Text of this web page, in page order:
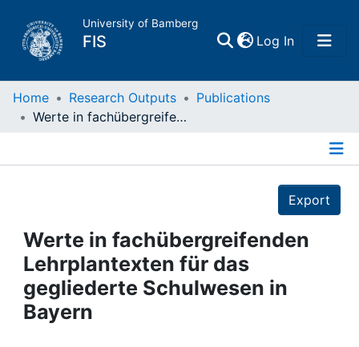
University of Bamberg
FIS Log In(current)
Home
Projects
People
Institutions
Home Research Outputs
Publications
Werte in fachübergreifenden Lehrplantexten für das gegliederte Schulwesen in Bayern
Export
Werte in fachübergreifenden
Lehrplantexten für das
gegliederte Schulwesen in
Bayern